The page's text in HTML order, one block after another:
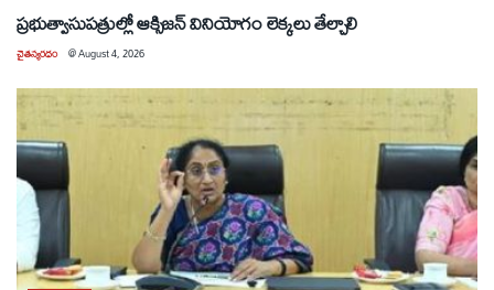
ప్రభుత్వాసుపత్రుల్లో ఆక్సిజన్ వినియోగం లెక్కలు తేల్చాలి
చైతన్యరధం @August 4, 2026